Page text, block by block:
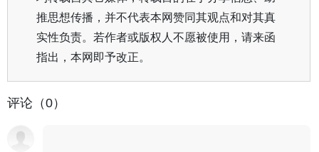
推思想传播，并不代表本网赞同其观点和对其真
实性负责。若作者或版权人不愿被使用，请来函
指出，本网即予改正。
评论（0）